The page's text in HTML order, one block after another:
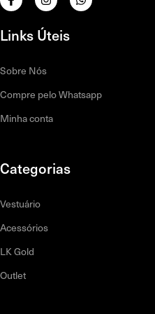
Links Úteis
Sobre Nós
Compre pelo Whatsapp
Minha conta
Categorias
Vestuário
Acessórios
LK Gold
Outlet